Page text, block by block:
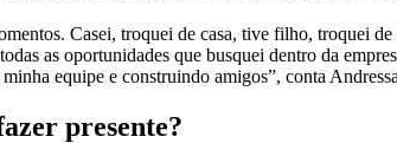
Casei, troquei de casa, tive filho, troquei
as oportunidades que busquei dentro da
equipe e construindo amigos”, conta
presente?